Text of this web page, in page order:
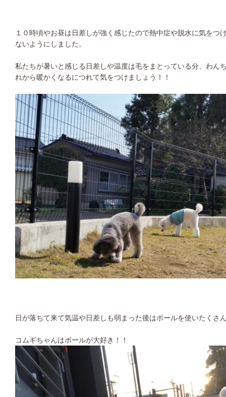
１０時頃やお昼は日差しが強く感じたので熱中症や脱水に気をつ
ないようにしました。
私たちが暑いと感じる日差しや温度は毛をまとっている分、わん
れから暖かくなるにつれて気をつけましょう！！
日が落ちて来て気温や日差しも弱まった後はボールを使いたくさ
コムギちゃんはボールが大好き！！